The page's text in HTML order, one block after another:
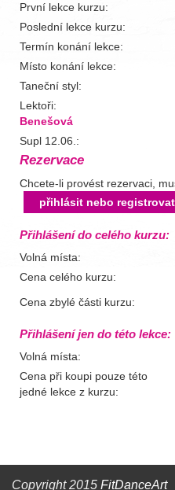
První lekce kurzu:
Poslední lekce kurzu:
Termín konání lekce:
Místo konání lekce:
Taneční styl:
Lektoři:
Benešová
Supl 12.06.:
Rezervace
Chcete-li provést rezervaci,
přihlásit nebo registrovat
Přihlášení do celého kurzu:
Volná místa:
Cena celého kurzu:
Cena zbylé části kurzu:
Přihlášení jen do této lekce:
Volná místa:
Cena při koupi pouze této
jedné lekce z kurzu:
Copyright 2015 FitDanceArt